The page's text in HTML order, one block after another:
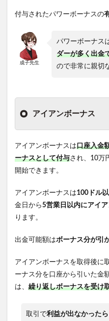
付与されたパワーボーナスの
成子先生
パワーボーナス
ダーが多く出金
ので非常に親切
アイアンボーナス
アイアンボーナスは口座入金
ーナスとして付与され、10万
開始できます。
アイアンボーナスは100ドル
金日から5営業日以内にアイ
ります。
出金可能額はボーナス分が引
アイアンボーナスを取得後に
ーナス分を口座から引いた金
は、 繰り返しボーナスを受け
取引で利益が出なかった